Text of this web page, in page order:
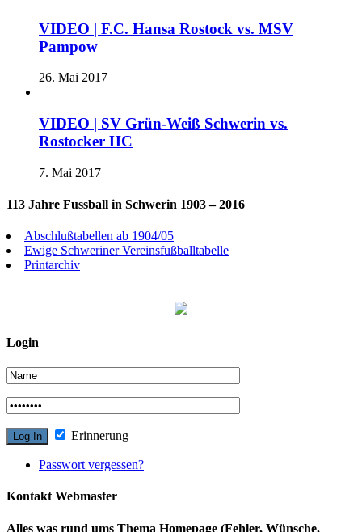
VIDEO | F.C. Hansa Rostock vs. MSV
Pampow
26. Mai 2017
VIDEO | SV Grün-Weiß Schwerin vs.
Rostocker HC
7. Mai 2017
113 Jahre Fussball in Schwerin 1903 – 2016
Abschlußtabellen ab 1904/05
Ewige Schweriner Vereinsfußballtabelle
Printarchiv
Login
Erinnerung
Passwort vergessen?
Kontakt Webmaster
Alles was rund ums Thema Homepage (Fehler, Wünsche,